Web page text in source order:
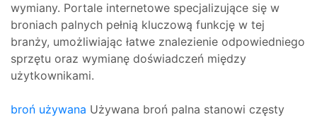
wymiany. Portale internetowe specjalizujące się w
broniach palnych pełnią kluczową funkcję w tej
branży, umożliwiając łatwe znalezienie odpowiedniego
sprzętu oraz wymianę doświadczeń między
użytkownikami.
broń używana Używana broń palna stanowi częsty